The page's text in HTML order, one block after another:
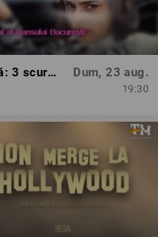
Margot Nash – Reverie și Revoltă: 3 scurtmetraje feminist-avangardiste Dum, 23 aug.
19:30